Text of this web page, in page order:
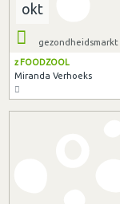
okt
gezondheidsmarkt
z FOODZOOL
Miranda Verhoeks